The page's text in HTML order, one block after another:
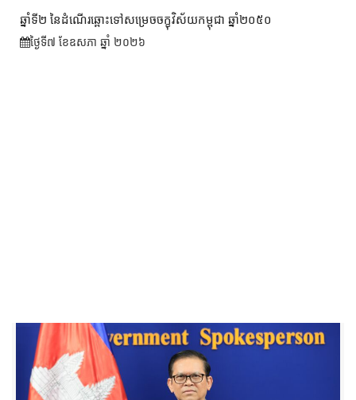
ឆ្នាំទី២ នៃដំណើរឆ្ពោះទៅសម្រេច​ចក្ខុវិស័យ​កម្ពុជា ឆ្នាំ២០៥០
ថ្ងៃទី៧ ខែ​ឧសភា ឆ្នាំ ២០២៦